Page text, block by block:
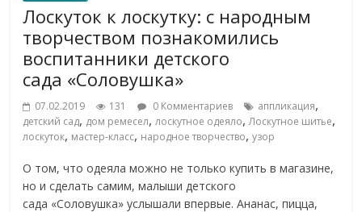
Лоскуток к лоскутку: с народным
творчеством познакомились
воспитанники детского
сада «Соловушка»
07.02.2019 131 0 Комментариев аппликация,
детский сад, дом ремесел,лоскутное одеяло,Лоскутное шитье,
лоскуток, мастер-класс, народное творчество,узор
О том, что одеяла можно не только купить в магазине,
но и сделать самим, малыши детского
сада «Соловушка» услышали впервые. Ананас, пицца,